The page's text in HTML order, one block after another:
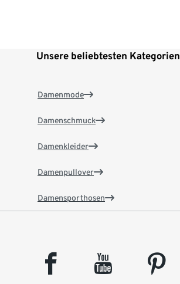
Unsere beliebtesten Kategorien
Damenmode
Damenschmuck
Damenkleider
Damenpullover
Damensporthosen
facebook youtube pinterest